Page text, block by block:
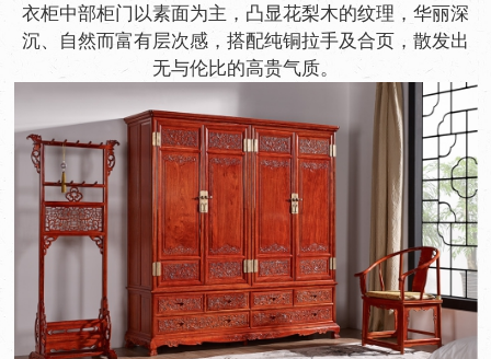
衣柜中部柜门以素面为主，凸显花梨木的纹理，华丽深
沉、自然而富有层次感，搭配纯铜拉手及合页，散发出
无与伦比的高贵气质。